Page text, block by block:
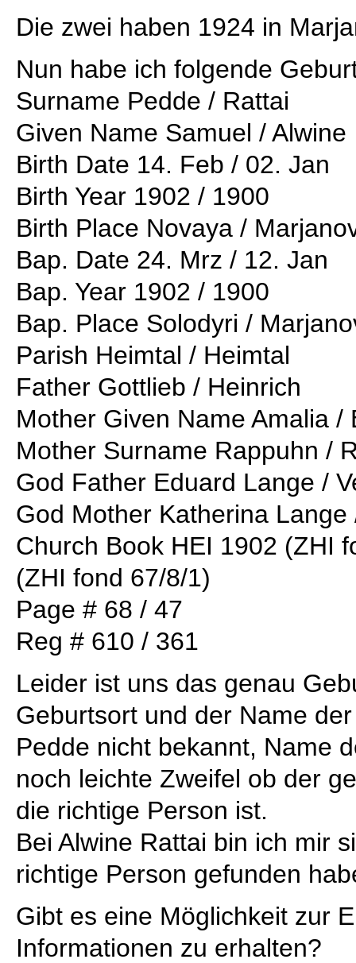
Die zwei haben 1924 in
Nun habe ich folgende
Surname Pedde / Rattai
Given Name Samuel / Alwine
Birth Date 14. Feb / 02. Jan
Birth Year 1902 / 1900
Birth Place Novaya /
Bap. Date 24. Mrz / 12. Jan
Bap. Year 1902 / 1900
Bap. Place Solodyri /
Parish Heimtal / Heimtal
Father Gottlieb / Heinrich
Mother Given Name Amalia /
Mother Surname Rappuhn /
God Father Eduard Lange /
God Mother Katherina
Church Book HEI 1902 (ZHI
(ZHI fond 67/8/1)
Page # 68 / 47
Reg # 610 / 361
Leider ist uns das genau
Geburtsort und der Name
Pedde nicht bekannt, Name
noch leichte Zweifel ob der
die richtige Person ist.
Bei Alwine Rattai bin ich mir
richtige Person gefunden
Gibt es eine Möglichkeit zur
Informationen zu erhalten?